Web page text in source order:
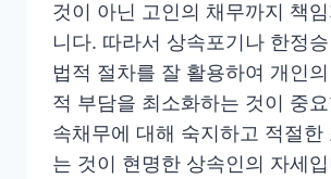
것이 아닌 고인의 채무까지 책
니다. 따라서 상속포기나 한정
법적 절차를 잘 활용하여 개인
적 부담을 최소화하는 것이 중
속채무에 대해 숙지하고 적절한
는 것이 현명한 상속인의 자세